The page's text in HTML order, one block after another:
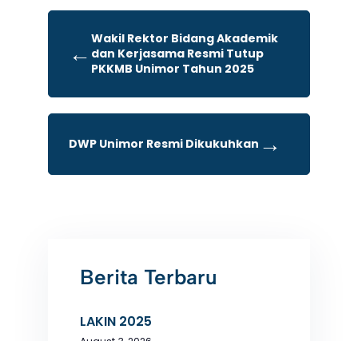
← Wakil Rektor Bidang Akademik
dan Kerjasama Resmi Tutup
PKKMB Unimor Tahun 2025
DWP Unimor Resmi Dikukuhkan →
Berita Terbaru
LAKIN 2025